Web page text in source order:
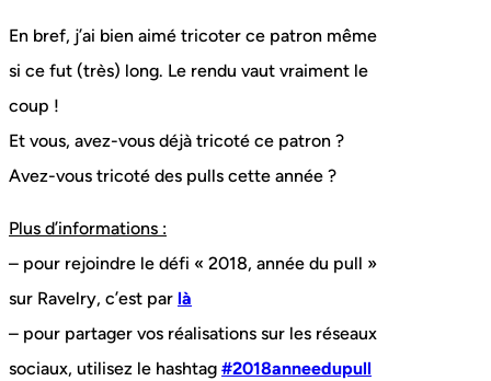
En bref, j’ai bien aimé tricoter ce patron même
si ce fut (très) long. Le rendu vaut vraiment le
coup !
Et vous, avez-vous déjà tricoté ce patron ?
Avez-vous tricoté des pulls cette année ?
Plus d’informations :
– pour rejoindre le défi « 2018, année du pull »
sur Ravelry, c’est par là
– pour partager vos réalisations sur les réseaux
sociaux, utilisez le hashtag #2018anneedupull